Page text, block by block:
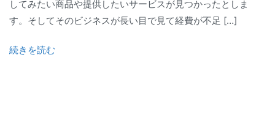
してみたい商品や提供したいサービスが見つかったとしま
す。そしてそのビジネスが長い目で見て経費が不足 […]
続きを読む